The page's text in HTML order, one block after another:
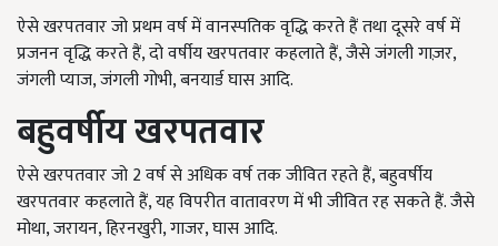
ऐसे खरपतवार जो प्रथम वर्ष में वानस्पतिक वृद्धि करते हैं तथा दूसरे वर्ष में
प्रजनन वृद्धि करते हैं, दो वर्षीय खरपतवार कहलाते हैं, जैसे जंगली गाज़र,
जंगली प्याज, जंगली गोभी, बनयार्ड घास आदि.
बहुवर्षीय खरपतवार
ऐसे खरपतवार जो 2 वर्ष से अधिक वर्ष तक जीवित रहते हैं, बहुवर्षीय
खरपतवार कहलाते हैं, यह विपरीत वातावरण में भी जीवित रह सकते हैं. जैसे
मोथा, जरायन, हिरनखुरी, गाजर, घास आदि.